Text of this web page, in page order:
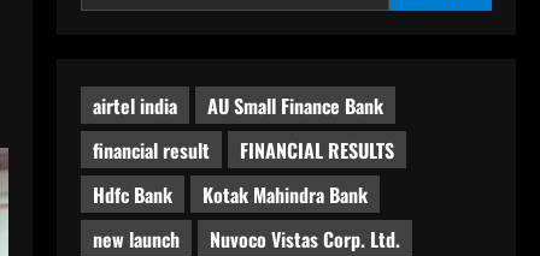
airtel india
AU Small Finance Bank
financial result
FINANCIAL RESULTS
Hdfc Bank
Kotak Mahindra Bank
new launch
Nuvoco Vistas Corp. Ltd.